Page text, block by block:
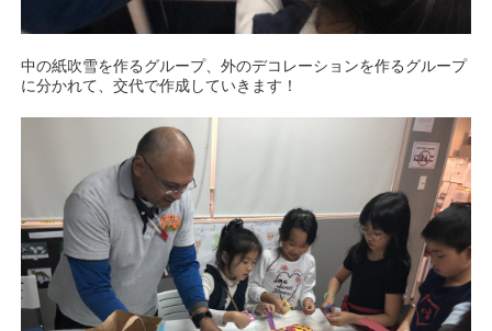
中の紙吹雪を作るグループ、外のデコレーションを作るグループ
に分かれて、交代で作成していきます！